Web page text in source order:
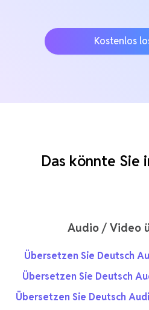
Kostenlos
Das könnte Sie
Audio / Video
Übersetzen Sie Deutsch
Übersetzen Sie Deutsch
Übersetzen Sie Deutsch